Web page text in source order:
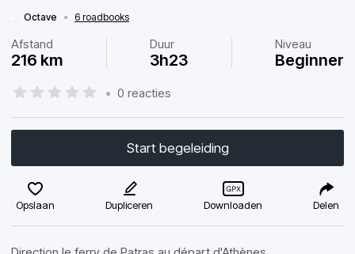
Octave • 6 roadbooks
Afstand
216 km
Duur
3h23
Niveau
Beginner
• 0 reacties
Start begeleiding
Opslaan Dupliceren Downloaden Delen